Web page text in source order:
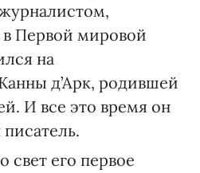
Первой мировой
на
д’Арк, родившей
И все это время он
свет его первое